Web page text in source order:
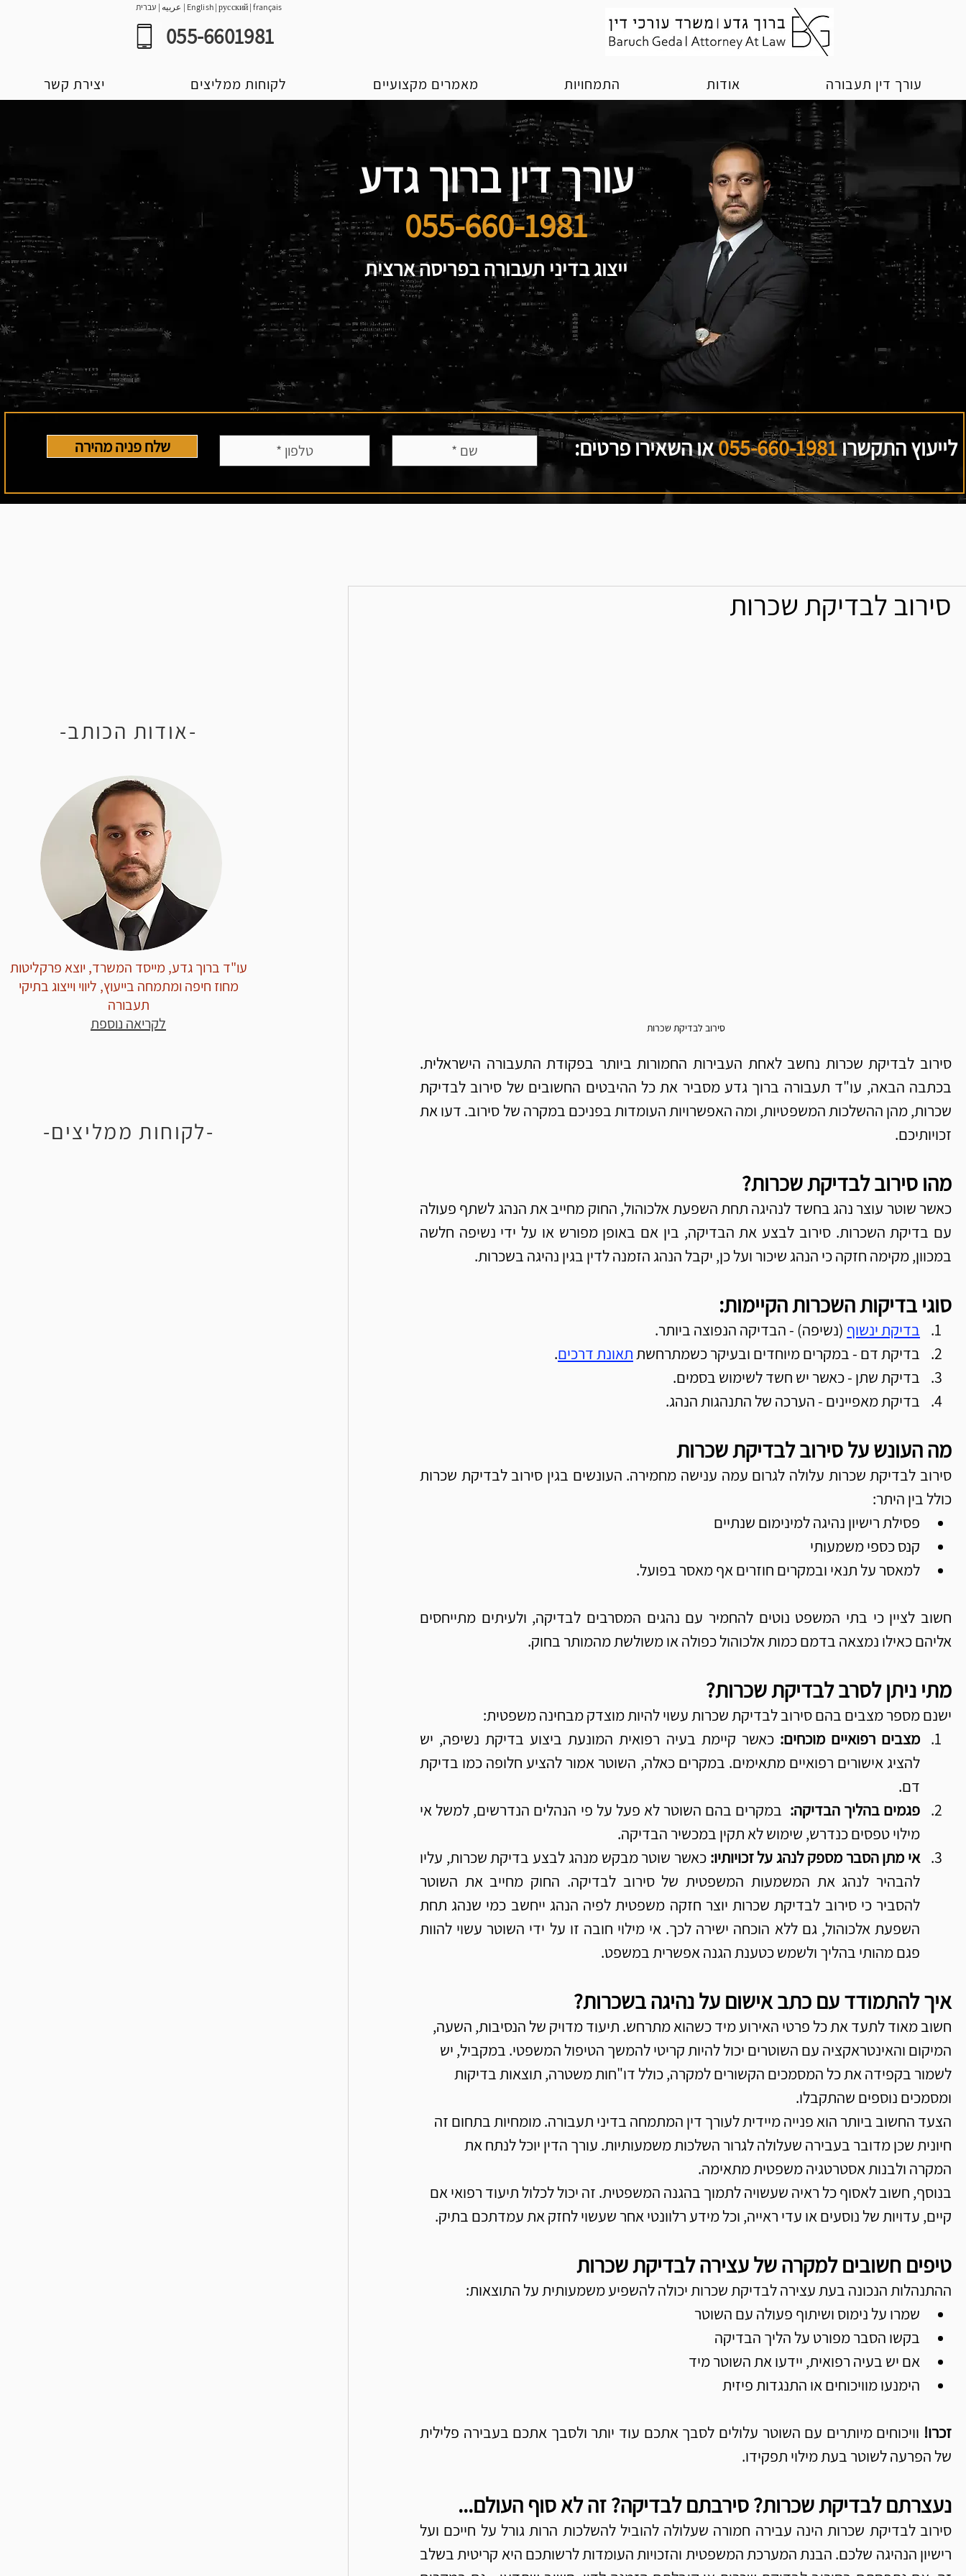
عربيه | עברית | English |русский |français
055-6601981
עורך דין תעבורה אודות התמחויות מאמרים מקצועיים לקוחות ממליצים יצירת קשר
עורך דין ברוך גדע
055-660-1981
ייצוג בדיני תעבורה בפריסה ארצית
שלח פניה מהירה לייעוץ התקשרו055-660-1981או השאירו פרטים:
-אודות הכותב-
עו"ד ברוך גדע, מייסד המשרד, יוצא פרקליטות
מחוז חיפה ומתמחה בייעוץ, ליווי וייצוג בתיקי
תעבורה
לקריאה נוספת
סירוב לבדיקת שכרות
סירוב לבדיקת שכרות
זכויותיכם.
מהו סירוב לבדיקת שכרות?
במכוון, מקימה חזקה כי הנהג שיכור ועל כן, יקבל הנהג הזמנה לדין בגין נהיגה בשכרות.
סוגי בדיקות השכרות הקיימות:
בדיקת ינשוף (נשיפה) - הבדיקה הנפוצה ביותר.
בדיקת דם - במקרים מיוחדים ובעיקר כשמתרחשת תאונת דרכים.
בדיקת שתן - כאשר יש חשד לשימוש בסמים.
בדיקת מאפיינים - הערכה של התנהגות הנהג.
מה העונש על סירוב לבדיקת שכרות
כולל בין היתר:
פסילת רישיון נהיגה למינימום שנתיים
קנס כספי משמעותי
למאסר על תנאי ובמקרים חוזרים אף מאסר בפועל.
אליהם כאילו נמצאה בדמם כמות אלכוהול כפולה או משולשת מהמותר בחוק.
מתי ניתן לסרב לבדיקת שכרות?
ישנם מספר מצבים בהם סירוב לבדיקת שכרות עשוי להיות מוצדק מבחינה משפטית:
מצבים רפואיים מוכחים:
דם.
פגמים בהליך הבדיקה:
מילוי טפסים כנדרש, שימוש לא תקין במכשיר הבדיקה.
אי מתן הסבר מספק לנהג על זכויותיו:
פגם מהותי בהליך ולשמש כטענת הגנה אפשרית במשפט.
איך להתמודד עם כתב אישום על נהיגה בשכרות?
חשוב מאוד לתעד את כל פרטי האירוע מיד כשהוא מתרחש. תיעוד מדויק של הנסיבות, השעה,
המיקום והאינטראקציה עם השוטרים יכול להיות קריטי להמשך הטיפול המשפטי. במקביל, יש
לשמור בקפידה את כל המסמכים הקשורים למקרה, כולל דו"חות משטרה, תוצאות בדיקות
ומסמכים נוספים שהתקבלו.
הצעד החשוב ביותר הוא פנייה מיידית לעורך דין המתמחה בדיני תעבורה. מומחיות בתחום זה
חיונית שכן מדובר בעבירה שעלולה לגרור השלכות משמעותיות. עורך הדין יוכל לנתח את
המקרה ולבנות אסטרטגיה משפטית מתאימה.
בנוסף, חשוב לאסוף כל ראיה שעשויה לתמוך בהגנה המשפטית. זה יכול לכלול תיעוד רפואי אם
קיים, עדויות של נוסעים או עדי ראייה, וכל מידע רלוונטי אחר שעשוי לחזק את עמדתכם בתיק.
טיפים חשובים למקרה של עצירה לבדיקת שכרות
ההתנהלות הנכונה בעת עצירה לבדיקת שכרות יכולה להשפיע משמעותית על התוצאות:
שמרו על נימוס ושיתוף פעולה עם השוטר
בקשו הסבר מפורט על הליך הבדיקה
אם יש בעיה רפואית, יידעו את השוטר מיד
הימנעו מוויכוחים או התנגדות פיזית
זכרו!
של הפרעה לשוטר בעת מילוי תפקידו.
נעצרתם לבדיקת שכרות? סירבתם לבדיקה? זה לא סוף העולם...
-לקוחות ממליצים-